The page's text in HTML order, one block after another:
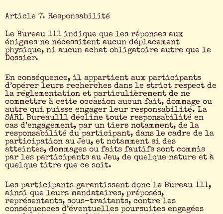
Article 7. Responsabilité
Le Bureau 111 indique que les réponses aux
énigmes ne nécessitent aucun déplacement
physique, ni aucun achat obligatoire autre que le
Dossier.
En conséquence, il appartient aux participants
d’opérer leurs recherches dans le strict respect de
la réglementation et particulièrement de ne
commettre à cette occasion aucun fait, dommage ou
autre qui puisse engager leur responsabilité. La
SARL Bureau111 décline toute responsabilité en
cas d’engagement, par un tiers notamment, de la
responsabilité du participant, dans le cadre de la
participation au Jeu, et notamment si des
atteintes, dommages ou faits fautifs sont commis
par les participants au Jeu, de quelque nature et à
quelque titre que ce soit.
Les participants garantissent donc le Bureau 111,
ainsi que leurs mandataires, préposés,
représentants, sous-traitants, contre les
conséquences d’éventuelles poursuites engagées